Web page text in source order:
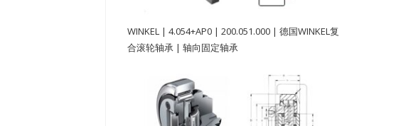
WINKEL | 4.054+AP0 | 200.051.000 | 德国WINKEL复
合滚轮轴承 | 轴向固定轴承